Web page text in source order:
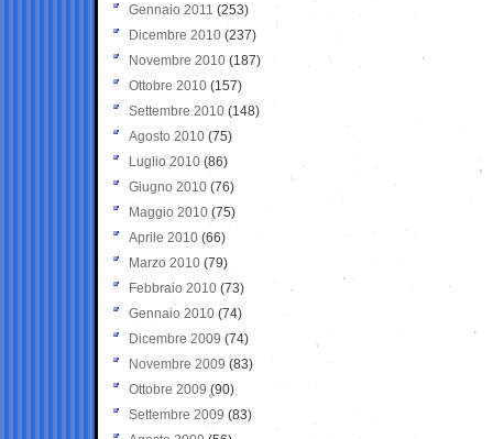
Gennaio 2011 (253)
Dicembre 2010 (237)
Novembre 2010 (187)
Ottobre 2010 (157)
Settembre 2010 (148)
Agosto 2010 (75)
Luglio 2010 (86)
Giugno 2010 (76)
Maggio 2010 (75)
Aprile 2010 (66)
Marzo 2010 (79)
Febbraio 2010 (73)
Gennaio 2010 (74)
Dicembre 2009 (74)
Novembre 2009 (83)
Ottobre 2009 (90)
Settembre 2009 (83)